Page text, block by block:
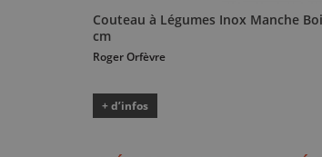
Couteau à Légumes Inox Manche
cm
Roger Orfèvre
+ d’infos